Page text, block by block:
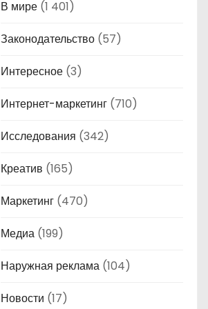
В мире (1 401)
Законодательство (57)
Интересное (3)
Интернет-маркетинг (710)
Исследования (342)
Креатив (165)
Маркетинг (470)
Медиа (199)
Наружная реклама (104)
Новости (17)